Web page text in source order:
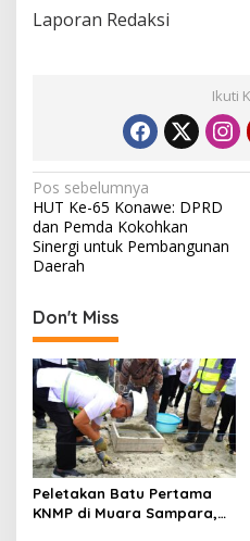
Laporan Redaksi
Ikuti
N
a
v
i
g
a
s
i
p
o
s
Pos sebelumnya
HUT Ke-65 Konawe: DPRD
dan Pemda Kokohkan
Sinergi untuk Pembangunan
Daerah
Don't Miss
Peletakan Batu Pertama
KNMP di Muara Sampara,